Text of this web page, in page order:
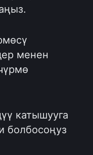
менен
катышууга
болбосоңуз